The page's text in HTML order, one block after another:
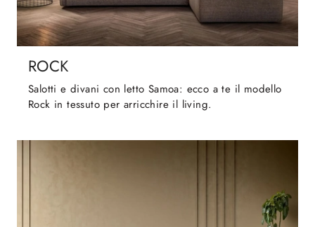
ROCK
Salotti e divani con letto Samoa: ecco a te il modello
Rock in tessuto per arricchire il living.